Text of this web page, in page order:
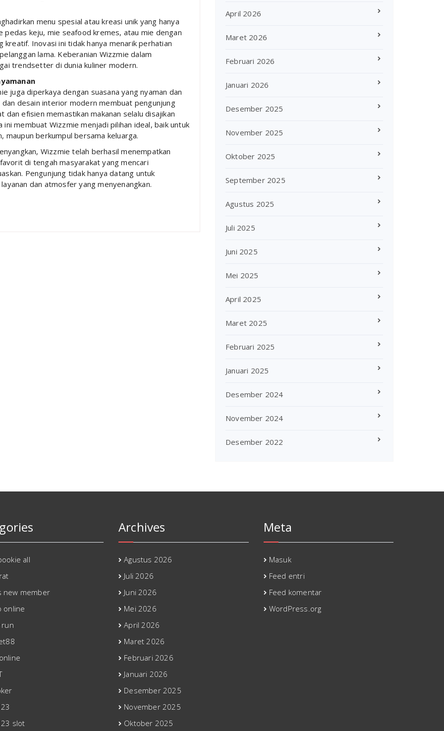
menu spesial atau kreasi unik yang hanya
keju, mie seafood kremes, atau mie dengan
kreatif. Inovasi ini tidak hanya menarik perhatian
lama. Keberanian Wizzmie dalam
trendsetter di dunia kuliner modern.
juga diperkaya dengan suasana yang nyaman dan
dan desain interior modern membuat pengunjung
dan efisien memastikan makanan selalu disajikan
membuat Wizzmie menjadi pilihan ideal, baik untuk
maupun berkumpul bersama keluarga.
Wizzmie telah berhasil menempatkan
di tengah masyarakat yang mencari
Pengunjung tidak hanya datang untuk
dan atmosfer yang menyenangkan.
April 2026
Maret 2026
Februari 2026
Januari 2026
Desember 2025
November 2025
Oktober 2025
September 2025
Agustus 2025
Juli 2025
Juni 2025
Mei 2025
April 2025
Maret 2025
Februari 2025
Januari 2025
Desember 2024
November 2024
Desember 2022
all
new member
online
run
slot
Archives
Agustus 2026
Juli 2026
Juni 2026
Mei 2026
April 2026
Maret 2026
Februari 2026
Januari 2026
Desember 2025
November 2025
Oktober 2025
Meta
Masuk
Feed entri
Feed komentar
WordPress.org